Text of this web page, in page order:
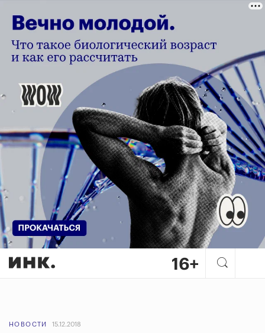
НОВОСТИ 15.12.2018